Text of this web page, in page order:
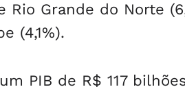
Rio Grande do Norte
(4,1%).
PIB de R$ 117